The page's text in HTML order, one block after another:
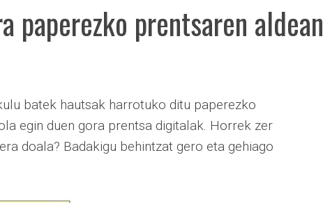
paperezko prentsaren aldean
batek hautsak harrotuko ditu paperezko
egin duen gora prentsa digitalak. Horrek zer
doala? Badakigu behintzat gero eta gehiago